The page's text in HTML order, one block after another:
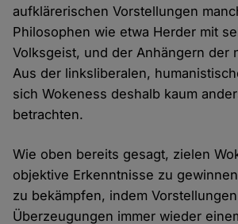
aufklärerischen Vorstellungen
Philosophen wie etwa Herder mit
Volksgeist, und der Anhängern der
Aus der linksliberalen,
sich Wokeness deshalb kaum
betrachten.
Wie oben bereits gesagt, zielen
objektive Erkenntnisse zu
zu bekämpfen, indem
Überzeugungen immer wieder